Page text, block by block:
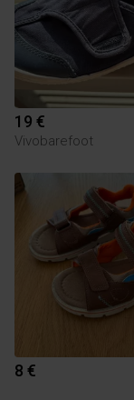
19 €
Vivobarefoot
8 €